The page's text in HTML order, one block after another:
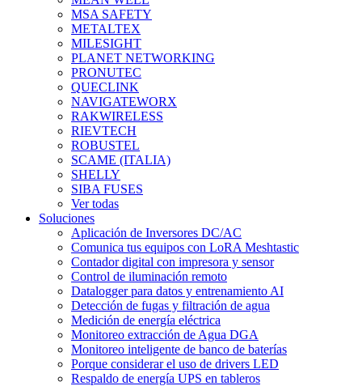
MSA SAFETY
METALTEX
MILESIGHT
PLANET NETWORKING
PRONUTEC
QUECLINK
NAVIGATEWORX
RAKWIRELESS
RIEVTECH
ROBUSTEL
SCAME (ITALIA)
SHELLY
SIBA FUSES
Ver todas
Soluciones
Aplicación de Inversores DC/AC
Comunica tus equipos con LoRA Meshtastic
Contador digital con impresora y sensor
Control de iluminación remoto
Datalogger para datos y entrenamiento AI
Detección de fugas y filtración de agua
Medición de energía eléctrica
Monitoreo extracción de Agua DGA
Monitoreo inteligente de banco de baterías
Porque considerar el uso de drivers LED
Respaldo de energía UPS en tableros